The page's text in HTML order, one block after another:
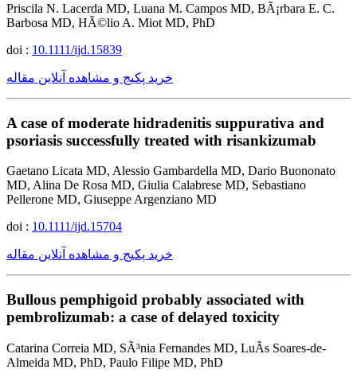
Priscila N. Lacerda MD, Luana M. Campos MD, BÃ¡rbara E. C.
Barbosa MD, HÃ©lio A. Miot MD, PhD
doi : 10.1111/ijd.15839
خرید پکیج و مشاهده آنلاین مقاله
A case of moderate hidradenitis suppurativa and
psoriasis successfully treated with risankizumab
Gaetano Licata MD, Alessio Gambardella MD, Dario Buononato
MD, Alina De Rosa MD, Giulia Calabrese MD, Sebastiano
Pellerone MD, Giuseppe Argenziano MD
doi : 10.1111/ijd.15704
خرید پکیج و مشاهده آنلاین مقاله
Bullous pemphigoid probably associated with
pembrolizumab: a case of delayed toxicity
Catarina Correia MD, SÃ³nia Fernandes MD, LuÃ­s Soares-de-
Almeida MD, PhD, Paulo Filipe MD, PhD